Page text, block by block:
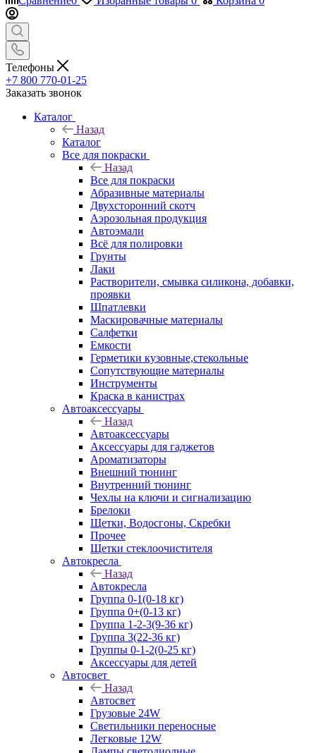
Телефоны
+7 800 770-01-25
Заказать звонок
Каталог
Назад
Каталог
Все для покраски
Назад
Все для покраски
Абразивные материалы
Двухсторонний скотч
Аэрозольная продукция
Автоэмали
Всё для полировки
Грунты
Лаки
Растворители, смывка силикона, добавки,
проявки
Шпатлевки
Маскировачные материалы
Салфетки
Емкости
Герметики кузовные,стекольные
Сопутствующие материалы
Инструменты
Краска в канистрах
Автоаксессуары
Назад
Автоаксессуары
Аксессуары для гаджетов
Ароматизаторы
Внешний тюнинг
Внутренний тюнинг
Чехлы на ключи и сигнализацию
Брелоки
Щетки, Водосгоны, Скребки
Прочее
Щетки стеклоочистителя
Автокресла
Назад
Автокресла
Группа 0-1(0-18 кг)
Группа 0+(0-13 кг)
Группа 1-2-3(9-36 кг)
Группа 3(22-36 кг)
Группы 0-1-2(0-25 кг)
Аксессуары для детей
Автосвет
Назад
Автосвет
Грузовые 24W
Светильники переносные
Легковые 12W